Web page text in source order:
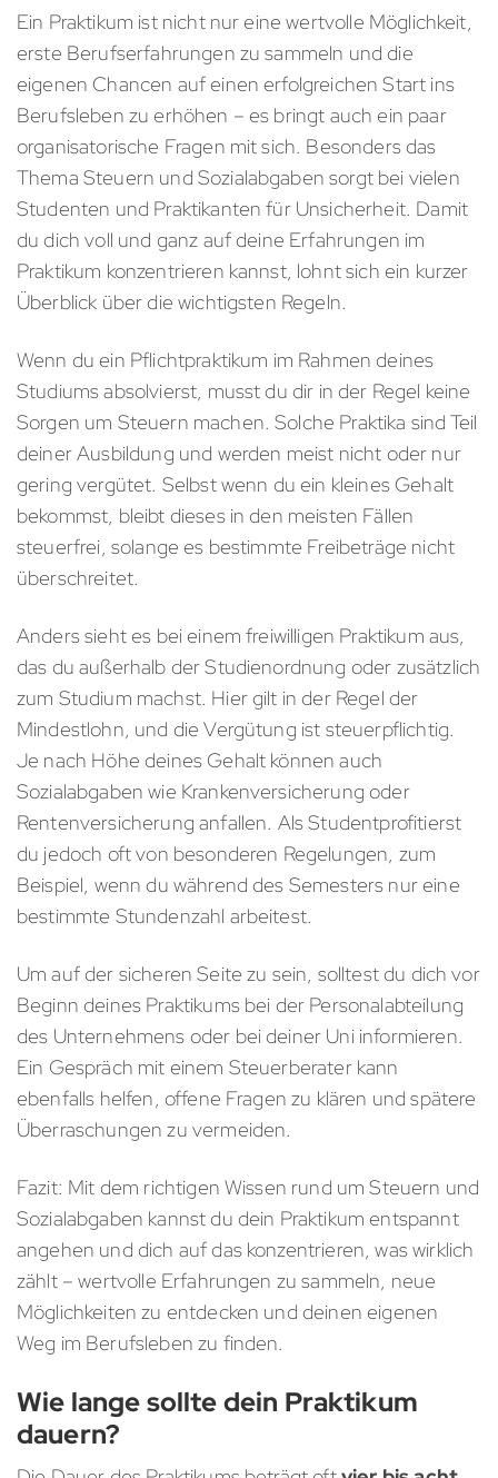
Ein Praktikum ist nicht nur eine wertvolle Möglichkeit,
erste Berufserfahrungen zu sammeln und die
eigenen Chancen auf einen erfolgreichen Start ins
Berufsleben zu erhöhen – es bringt auch ein paar
organisatorische Fragen mit sich. Besonders das
Thema Steuern und Sozialabgaben sorgt bei vielen
Studenten und Praktikanten für Unsicherheit. Damit
du dich voll und ganz auf deine Erfahrungen im
Praktikum konzentrieren kannst, lohnt sich ein kurzer
Überblick über die wichtigsten Regeln.
Wenn du ein Pflichtpraktikum im Rahmen deines
Studiums absolvierst, musst du dir in der Regel keine
Sorgen um Steuern machen. Solche Praktika sind Teil
deiner Ausbildung und werden meist nicht oder nur
gering vergütet. Selbst wenn du ein kleines Gehalt
bekommst, bleibt dieses in den meisten Fällen
steuerfrei, solange es bestimmte Freibeträge nicht
überschreitet.
Anders sieht es bei einem freiwilligen Praktikum aus,
das du außerhalb der Studienordnung oder zusätzlich
zum Studium machst. Hier gilt in der Regel der
Mindestlohn, und die Vergütung ist steuerpflichtig.
Je nach Höhe deines Gehalt können auch
Sozialabgaben wie Krankenversicherung oder
Rentenversicherung anfallen. Als Studentprofitierst
du jedoch oft von besonderen Regelungen, zum
Beispiel, wenn du während des Semesters nur eine
bestimmte Stundenzahl arbeitest.
Um auf der sicheren Seite zu sein, solltest du dich vor
Beginn deines Praktikums bei der Personalabteilung
des Unternehmens oder bei deiner Uni informieren.
Ein Gespräch mit einem Steuerberater kann
ebenfalls helfen, offene Fragen zu klären und spätere
Überraschungen zu vermeiden.
Fazit: Mit dem richtigen Wissen rund um Steuern und
Sozialabgaben kannst du dein Praktikum entspannt
angehen und dich auf das konzentrieren, was wirklich
zählt – wertvolle Erfahrungen zu sammeln, neue
Möglichkeiten zu entdecken und deinen eigenen
Weg im Berufsleben zu finden.
Wie lange sollte dein Praktikum
dauern?